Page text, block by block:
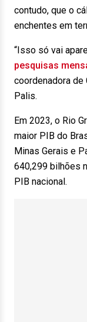
contudo, que o
enchentes em
“Isso só vai
pesquisas
coordenadora de
Palis.
Em 2023, o Rio
maior PIB do
Minas Gerais e
640,299 bilhões
PIB nacional.